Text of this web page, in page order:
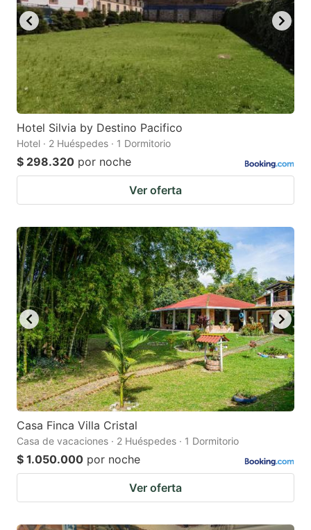
Hotel Silvia by Destino Pacifico
Hotel · 2 Huéspedes · 1 Dormitorio
$ 298.320 por noche
Ver oferta
Casa Finca Villa Cristal
Casa de vacaciones · 2 Huéspedes · 1 Dormitorio
$ 1.050.000 por noche
Ver oferta